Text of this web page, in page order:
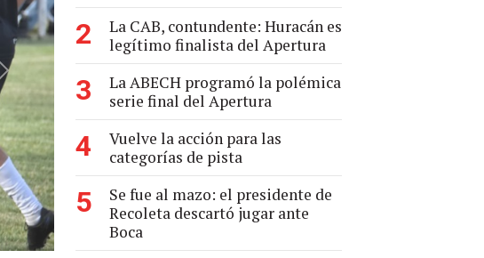
Siguiente
2
La CAB, contundente: Huracán es
legítimo finalista del Apertura
3
La ABECH programó la polémica
serie final del Apertura
4
Vuelve la acción para las
categorías de pista
5
Se fue al mazo: el presidente de
Recoleta descartó jugar ante
Boca